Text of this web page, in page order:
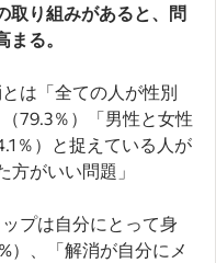
取り組みがあると、問
る。
は「全ての人が性別
79.3％）「男性と女性
％）と捉えている人が
がいい問題」
プは自分にとって身
）、「解消が自分にメ